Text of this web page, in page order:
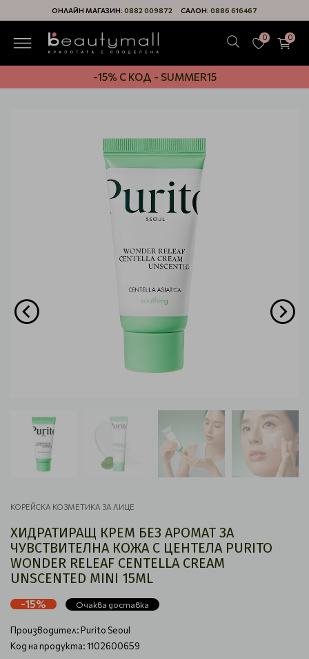
ОНЛАЙН МАГАЗИН: 0882 009872 САЛОН: 0886 616467
0 0
-15% С КОД - SUMMER15
КОРЕЙСКА КОЗМЕТИКА ЗА ЛИЦЕ
ХИДРАТИРАЩ КРЕМ БЕЗ АРОМАТ ЗА
ЧУВСТВИТЕЛНА КОЖА С ЦЕНТЕЛА PURITO
WONDER RELEAF CENTELLA CREAM
UNSCENTED MINI 15ML
-15% Очаква доставка
Производител:Purito Seoul
Код на продукта: 1102600659